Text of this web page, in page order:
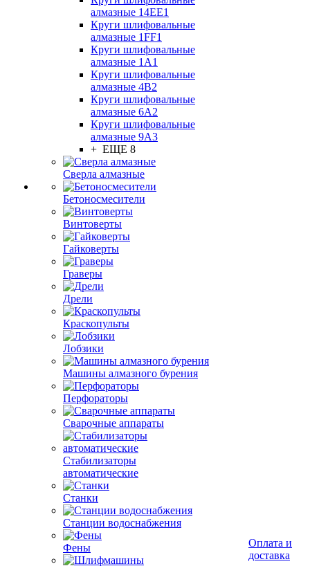
алмазные 14ЕЕ1
Круги шлифовальные
алмазные 1FF1
Круги шлифовальные
алмазные 1А1
Круги шлифовальные
алмазные 4В2
Круги шлифовальные
алмазные 6A2
Круги шлифовальные
алмазные 9А3
+ ЕЩЕ 8
Сверла алмазные
Бетоносмесители
Винтоверты
Гайковерты
Граверы
Дрели
Краскопульты
Лобзики
Машины алмазного бурения
Перфораторы
Сварочные аппараты
Стабилизаторы
автоматические
Станки
Станции водоснабжения
Фены
Оплата и
доставка